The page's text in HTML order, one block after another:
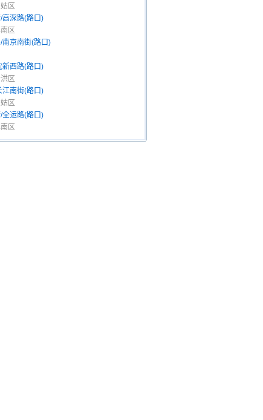
区
高深路(路口)
区
南京南街(路口)
新西路(路口)
区
江南街(路口)
区
全运路(路口)
区